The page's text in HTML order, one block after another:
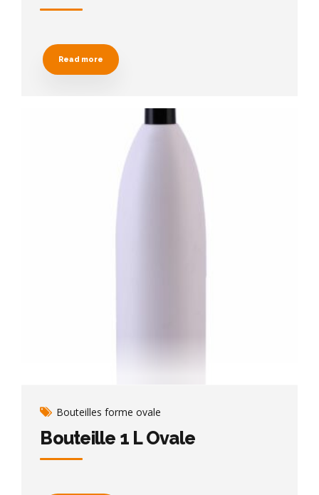
Read more
Bouteilles forme ovale
Bouteille 1 L Ovale